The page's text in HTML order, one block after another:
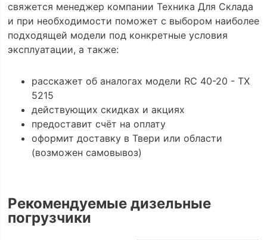
свяжется менеджер компании Техника Для Склада
и при необходимости поможет с выбором наиболее
подходящей модели под конкретные условия
эксплуатации, а также:
расскажет об аналогах модели RC 40-20 - TX
5215
действующих скидках и акциях
предоставит счёт на оплату
оформит доставку в Твери или области
(возможен самовывоз)
Рекомендуемые дизельные
погрузчики